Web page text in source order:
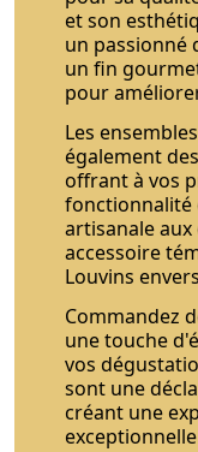
et son
un passionné
un fin
pour
Les
également
offrant à vos
fonctionnalité
artisanale
accessoire
Louvins
Commandez
une touche
vos
sont une
créant une